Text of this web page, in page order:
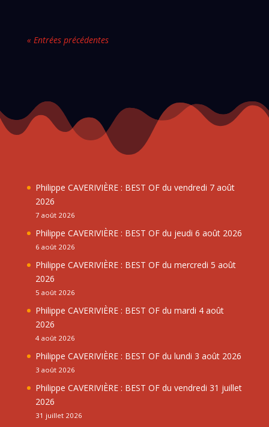
« Entrées précédentes
Philippe CAVERIVIÈRE : BEST OF du vendredi 7 août
2026
7 août 2026
Philippe CAVERIVIÈRE : BEST OF du jeudi 6 août 2026
6 août 2026
Philippe CAVERIVIÈRE : BEST OF du mercredi 5 août
2026
5 août 2026
Philippe CAVERIVIÈRE : BEST OF du mardi 4 août
2026
4 août 2026
Philippe CAVERIVIÈRE : BEST OF du lundi 3 août 2026
3 août 2026
Philippe CAVERIVIÈRE : BEST OF du vendredi 31 juillet
2026
31 juillet 2026